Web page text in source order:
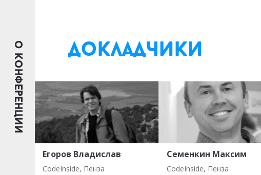
о конференции докладчики
Егоров Владислав
CodeInside, Пенза
Семенкин Максим
CodeInside, Пенза